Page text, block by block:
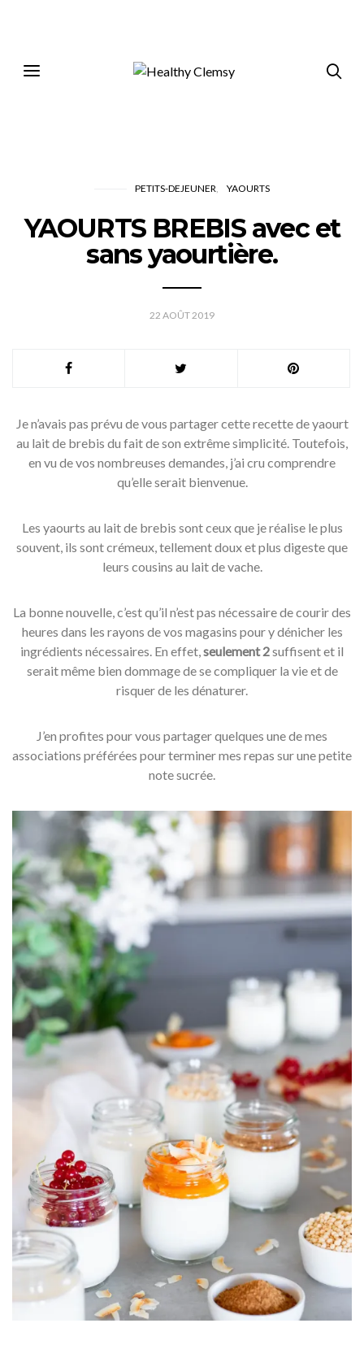
PETITS-DEJEUNER YAOURTS
YAOURTS BREBIS avec et
sans yaourtière.
22 AOÛT 2019
Je n’avais pas prévu de vous partager cette recette de yaourt
au lait de brebis du fait de son extrême simplicité. Toutefois,
en vu de vos nombreuses demandes, j’ai cru comprendre
qu’elle serait bienvenue.
Les yaourts au lait de brebis sont ceux que je réalise le plus
souvent, ils sont crémeux, tellement doux et plus digeste que
leurs cousins au lait de vache.
La bonne nouvelle, c’est qu’il n’est pas nécessaire de courir des
heures dans les rayons de vos magasins pour y dénicher les
ingrédients nécessaires. En effet,seulement 2suffisent et il
serait même bien dommage de se compliquer la vie et de
risquer de les dénaturer.
J’en profites pour vous partager quelques une de mes
associations préférées pour terminer mes repas sur une petite
note sucrée.